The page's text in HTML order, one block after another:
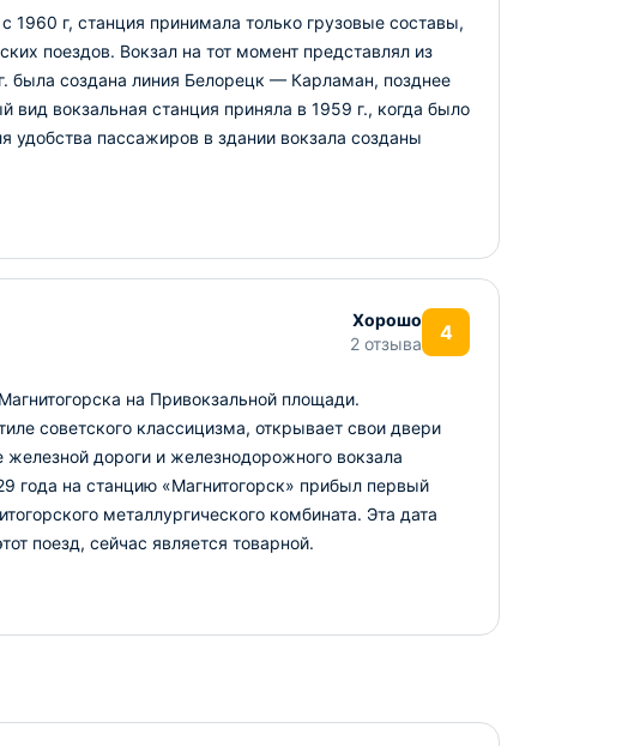
1960 г, станция принимала только грузовые составы,
поездов. Вокзал на тот момент представлял из
была создана линия Белорецк — Карламан, позднее
вид вокзальная станция приняла в 1959 г., когда было
удобства пассажиров в здании вокзала созданы
Хорошо
2 отзыва
4
на Привокзальной площади.
советского классицизма, открывает свои двери
дороги и железнодорожного вокзала
года на станцию «Магнитогорск» прибыл первый
металлургического комбината. Эта дата
поезд, сейчас является товарной.